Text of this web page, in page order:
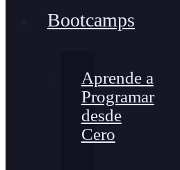
Bootcamps
Aprende a
Programar
desde
Cero